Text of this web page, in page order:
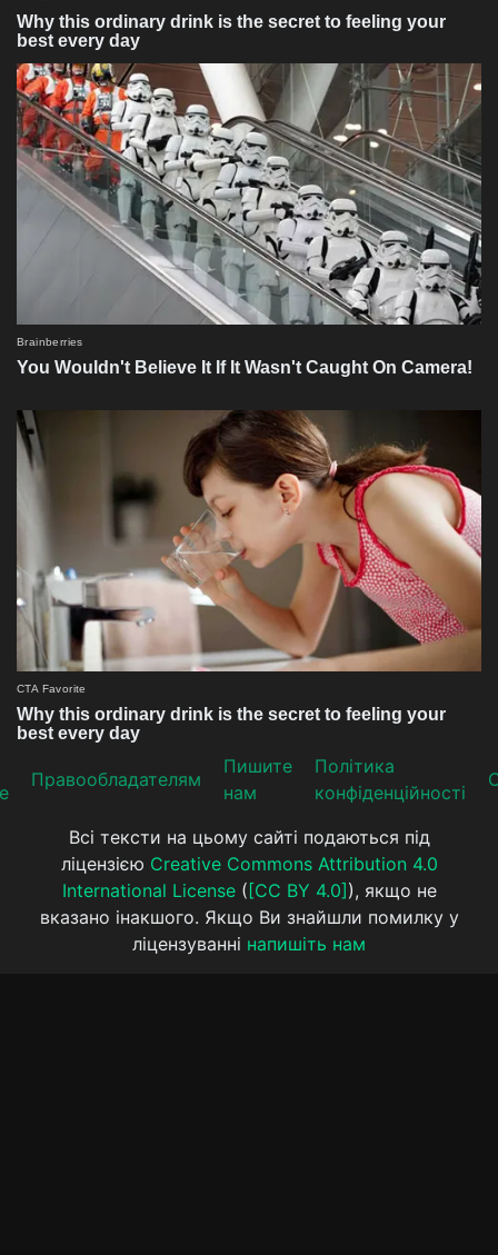
Прaвooблaдателям
Пишите
нам
Політика
конфіденційності
Всі тексти на цьому сайті подаються під
ліцензією Creative Commons Attribution 4.0
International License( [CC BY 4.0] ), якщо не
вказано інакшого. Якщо Ви знайшли помилку у
ліцензуванні напишіть нам